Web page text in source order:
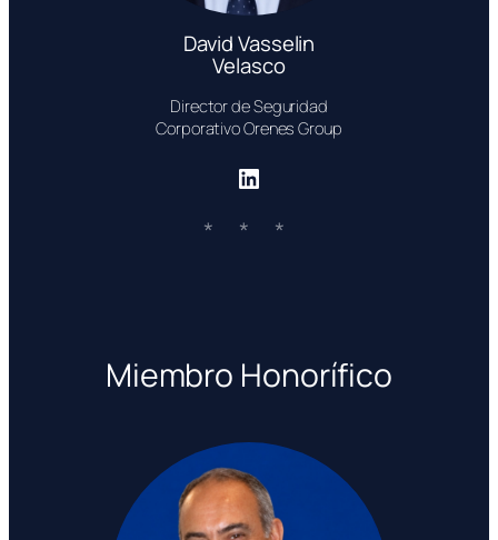
David Vasselin
Velasco
Director de Seguridad
Corporativo Orenes Group
LinkedIn
Miembro Honorífico